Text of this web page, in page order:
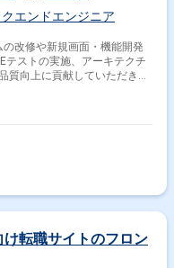
エンドエンジニア
テストの実施、アーキテクチ
質向上に貢献していただきま
E2Eテスト環境
転職サイトのフロン